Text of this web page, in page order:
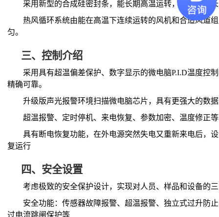
采用新型的合成硅密封条，能长期高温运转，使用寿命
热风循环系统由能在高温下连续运转的风机和合适风道
匀。
三、 控制介绍
采用具有超温偏差保护、数字显示的微电脑P.I.D温度控
精确可靠。
升级版声光报警环境扫描微电脑芯片，具有更强大的数
超温报警、定时停机、来电恢复、参数加密、温度修正
具有断电恢复功能，在外电源突然失电又重新来电后，
复运行
四、 安全设置
考虑极致的安全保护设计，实现对人员、样品和设备的
安全功能：传感器故障报警、超温报警、独立式过升防
过电流跳闸保护等